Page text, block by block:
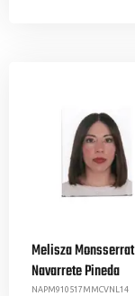
Melisza Monsserrat
Navarrete Pineda
NAPM910517MMCVNL14